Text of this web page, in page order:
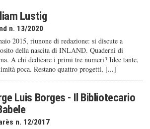
Lustig
n. 13/2020
2015, riunone di redazione: si discute a
della nascita di INLAND. Quaderni di
A chi dedicare i primi tre numeri? Idee tante,
poca. Restano quattro progetti, [...]
Luis Borges - Il Bibliotecario
n. 12/2017